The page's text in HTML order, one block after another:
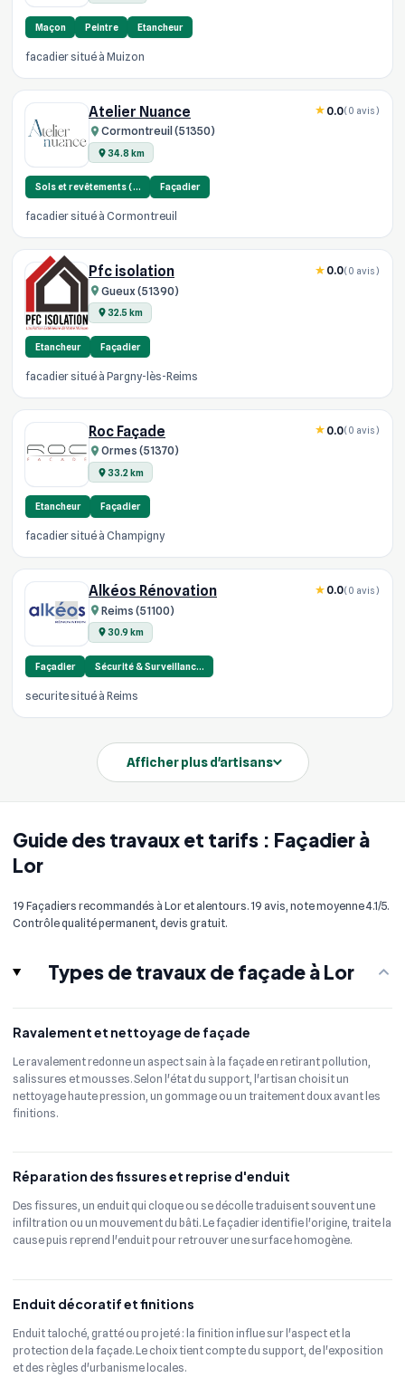
Guide des travaux et tarifs : Façadier à
Lor
19 Façadiers recommandés à Lor et alentours. 19 avis, note moyenne 4.1/5.
Contrôle qualité permanent, devis gratuit.
Types de travaux de façade à Lor
Ravalement et nettoyage de façade
Le ravalement redonne un aspect sain à la façade en retirant pollution,
salissures et mousses. Selon l'état du support, l'artisan choisit un
nettoyage haute pression, un gommage ou un traitement doux avant les
finitions.
Réparation des fissures et reprise d'enduit
Des fissures, un enduit qui cloque ou se décolle traduisent souvent une
infiltration ou un mouvement du bâti. Le façadier identifie l'origine, traite la
cause puis reprend l'enduit pour retrouver une surface homogène.
Enduit décoratif et finitions
Enduit taloché, gratté ou projeté : la finition influe sur l'aspect et la
protection de la façade. Le choix tient compte du support, de l'exposition
et des règles d'urbanisme locales.
Maçon Peintre Etancheur
facadier situé à Muizon
Atelier Nuance
Cormontreuil (51350)
34.8 km
0.0(0 avis)
Sols et revêtements (… Façadier
facadier situé à Cormontreuil
Pfc isolation
Gueux (51390)
32.5 km
0.0(0 avis)
Etancheur Façadier
facadier situé à Pargny-lès-Reims
Roc Façade
Ormes (51370)
33.2 km
0.0(0 avis)
Etancheur Façadier
facadier situé à Champigny
Alkéos Rénovation
Reims (51100)
30.9 km
0.0(0 avis)
Façadier Sécurité & Surveillanc…
securite situé à Reims
Afficher plus d'artisans